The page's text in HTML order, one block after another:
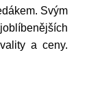
Svým
a ceny.